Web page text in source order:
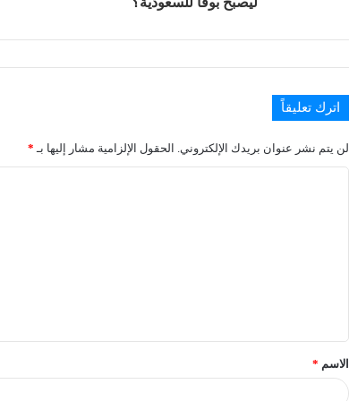
اترك تعليقاً
لن يتم نشر عنوان بريدك الإلكتروني. الحقول الإلزامية مشار إليها بـ *
الاسم *